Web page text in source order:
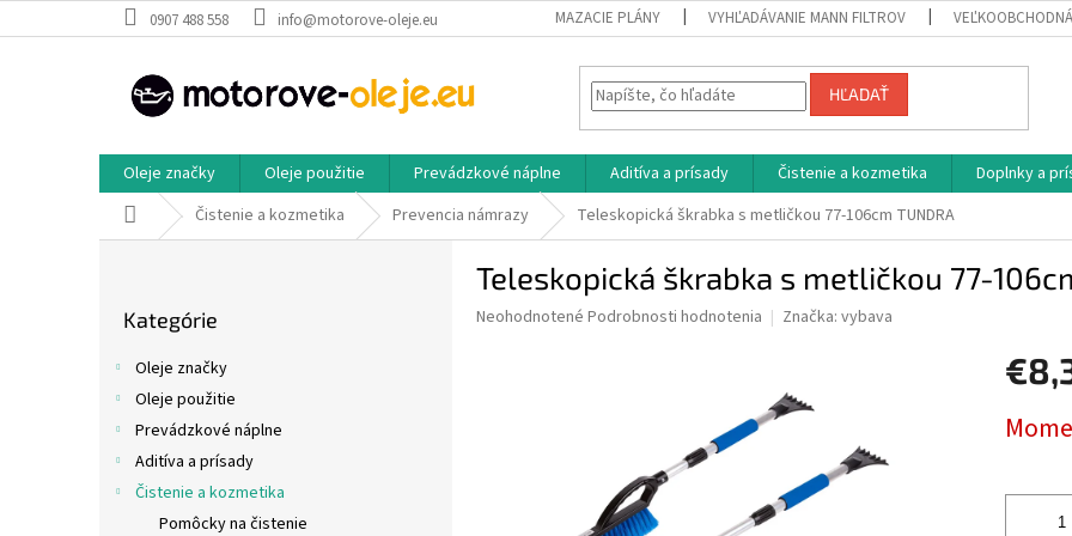
na
0907 488 558 info@motorove-oleje.eu MAZACIE PLÁNY VYHĽADÁVANIE MANN FILTROV
HĽADAŤ
Oleje značky Oleje použitie Prevádzkové náplne Aditíva a prísady Čistenie a kozmetika Doplnky a
Domov Čistenie a kozmetika Prevencia námrazy Teleskopická škrabka s metličkou 77-106cm TUNDRA
kategórie
Kategórie
Oleje značky
Oleje použitie
Prevádzkové náplne
Aditíva a prísady
Čistenie a kozmetika
Pomôcky na čistenie
Teleskopická škrabka s metličkou 77-
Priemerné
Neohodnotené Podrobnosti hodnotenia Značka: vybava
cena: